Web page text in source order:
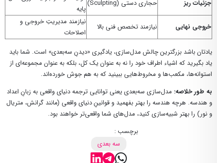
جزئیات ریز
حجاری دستی (Sculpting)
پایه
خروجی نهایی
نیازمند تخصص فنی بالا
نیازمند مدیریتِ خروجی و
اصلاحات
یادتان باشد بزرگترین چالش مدل‌سازی، یادگیری «دیدنِ سه‌بعدی» است. شما باید
یاد بگیرید که اشیاء اطراف خود را نه به عنوان یک کل، بلکه به عنوان مجموعه‌ای از
استوانه‌ها، مکعب‌ها و مخروط‌هایی ببینید که به هم جوش خورده‌اند.
به طور خلاصه: مدل‌سازی سه‌بعدی یعنی توانایی ترجمه دنیای واقعی به زبانِ اعداد
و هندسه. هرچه هندسه را بهتر بفهمید و قوانینِ دنیای واقعی (مانند گرانش، متریال
و نور) را بهتر شبیه‌سازی کنید، مدل‌های شما واقعی‌تر خواهند بود.
برچسب :
سه بعدی